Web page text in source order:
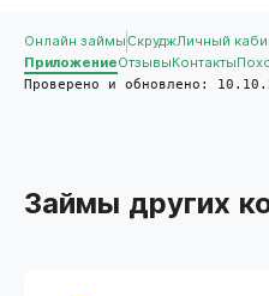
Онлайн займыCкруджЛичный
ПриложениеОтзывыКонтакты
Проверено и обновлено:
Займы других